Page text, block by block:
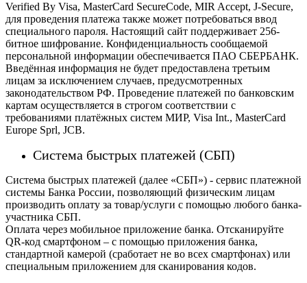
Verified By Visa, MasterCard SecureCode, MIR Accept, J-Secure,
для проведения платежа также может потребоваться ввод
специального пароля. Настоящий сайт поддерживает 256-
битное шифрование. Конфиденциальность сообщаемой
персональной информации обеспечивается ПАО СБЕРБАНК.
Введённая информация не будет предоставлена третьим
лицам за исключением случаев, предусмотренных
законодательством РФ. Проведение платежей по банковским
картам осуществляется в строгом соответствии с
требованиями платёжных систем МИР, Visa Int., MasterCard
Europe Sprl, JCB.
Система быстрых платежей (СБП)
Система быстрых платежей (далее «СБП») - сервис платежной
системы Банка России, позволяющий физическим лицам
производить оплату за товар/услуги с помощью любого банка-
участника СБП.
Оплата через мобильное приложение банка. Отсканируйте
QR-код смартфоном – с помощью приложения банка,
стандартной камерой (сработает не во всех смартфонах) или
специальным приложением для сканирования кодов.